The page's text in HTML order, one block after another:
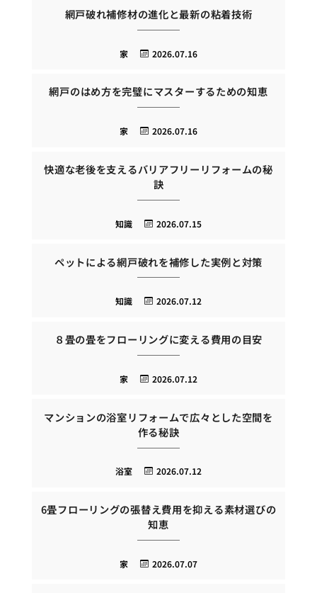
網戸破れ補修材の進化と最新の粘着技術
2026.07.16
家
網戸のはめ方を完璧にマスターするための知恵
2026.07.16
家
快適な老後を支えるバリアフリーリフォームの秘
訣
2026.07.15
知識
ペットによる網戸破れを補修した実例と対策
2026.07.12
知識
８畳の畳をフローリングに変える費用の目安
2026.07.12
家
マンションの浴室リフォームで広々とした空間を
作る秘訣
2026.07.12
浴室
6畳フローリングの張替え費用を抑える素材選びの
知恵
2026.07.07
家